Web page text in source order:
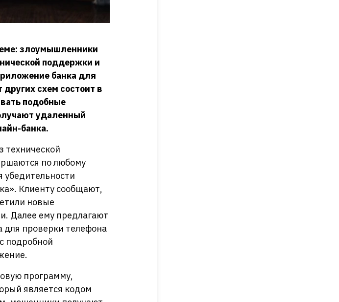
злоумышленники
поддержки и
банка для
схем состоит в
подобные
удаленный
банка.
технической
по любому
убедительности
Клиенту сообщают,
новые
Далее ему предлагают
для проверки телефона
подробной
программу,
является кодом